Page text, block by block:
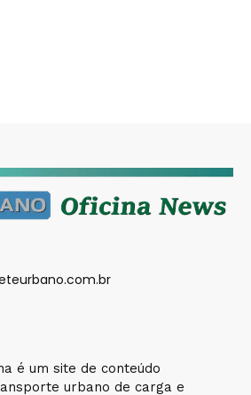
é um site de conteúdo
urbano de carga e